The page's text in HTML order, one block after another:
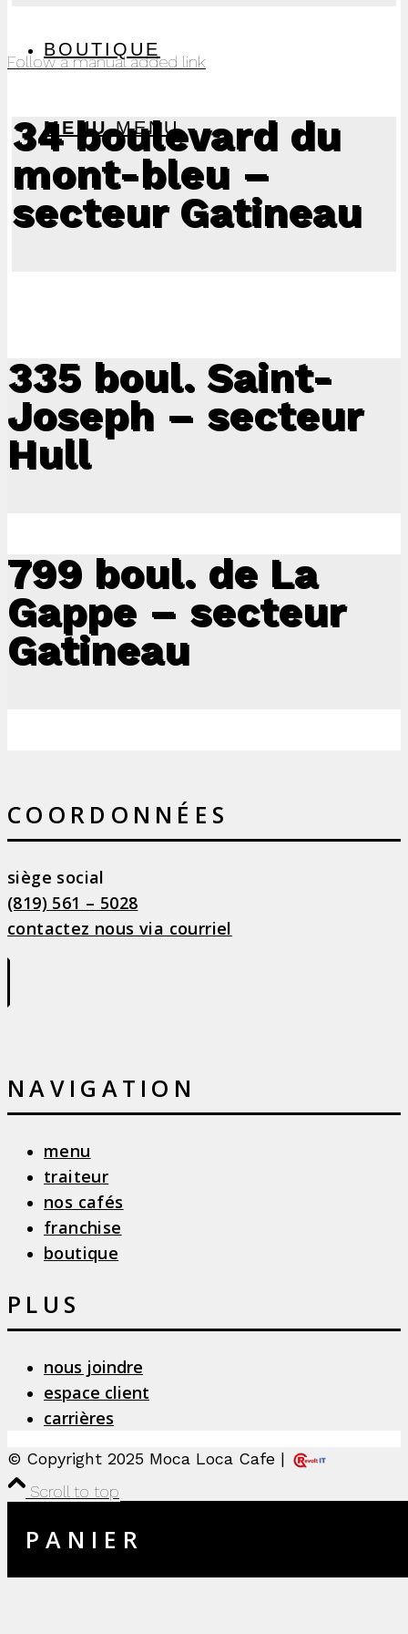
BOUTIQUE
MENU MENU
Follow a manual added link
34 boulevard du
mont-bleu –
secteur Gatineau
335 boul. Saint-
Joseph – secteur
Hull
799 boul. de La
Gappe – secteur
Gatineau
COORDONNÉES
siège social
(819) 561 – 5028
contactez nous via courriel
NAVIGATION
menu
traiteur
nos cafés
franchise
boutique
PLUS
nous joindre
espace client
carrières
© Copyright 2025 Moca Loca Cafe |
Scroll to top
P A N I E R